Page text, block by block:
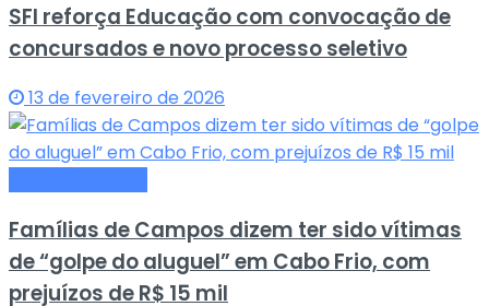
SFI reforça Educação com convocação de
concursados e novo processo seletivo
13 de fevereiro de 2026
Famílias de Campos dizem ter sido vítimas
de “golpe do aluguel” em Cabo Frio, com
prejuízos de R$ 15 mil